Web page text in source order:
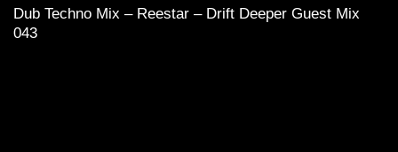
Dub Techno Mix – Reestar – Drift Deeper Guest Mix
043